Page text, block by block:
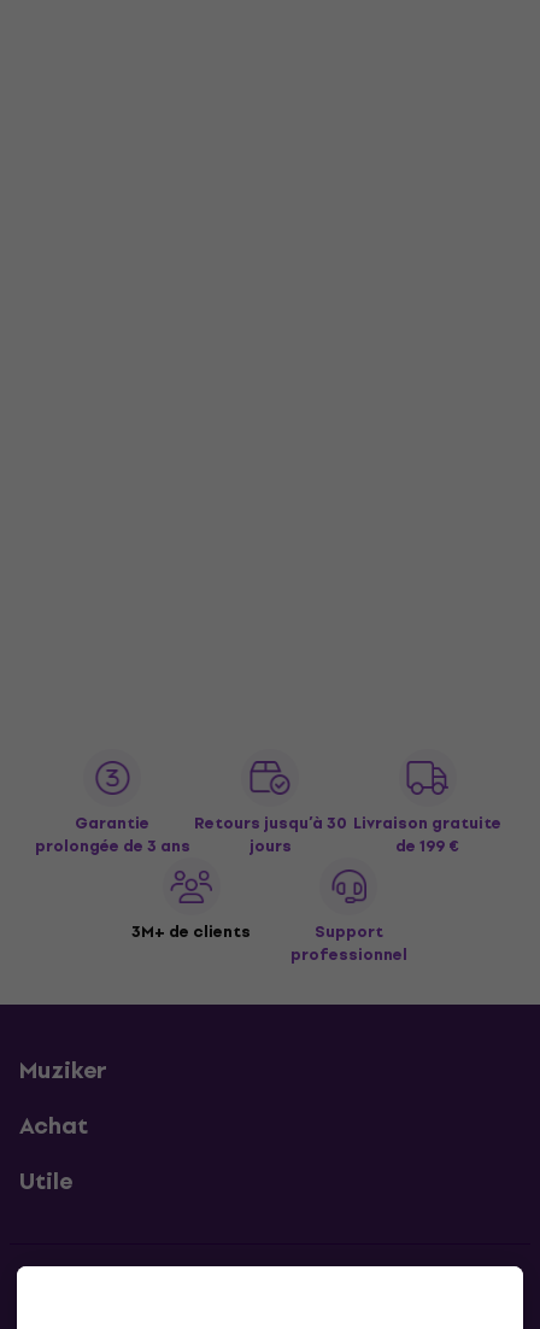
Garantie
prolongée de 3 ans
Retours jusqu’à 30
jours
Livraison gratuite
de 199 €
3M+ de clients
Support
professionnel
Muziker
Achat
Utile